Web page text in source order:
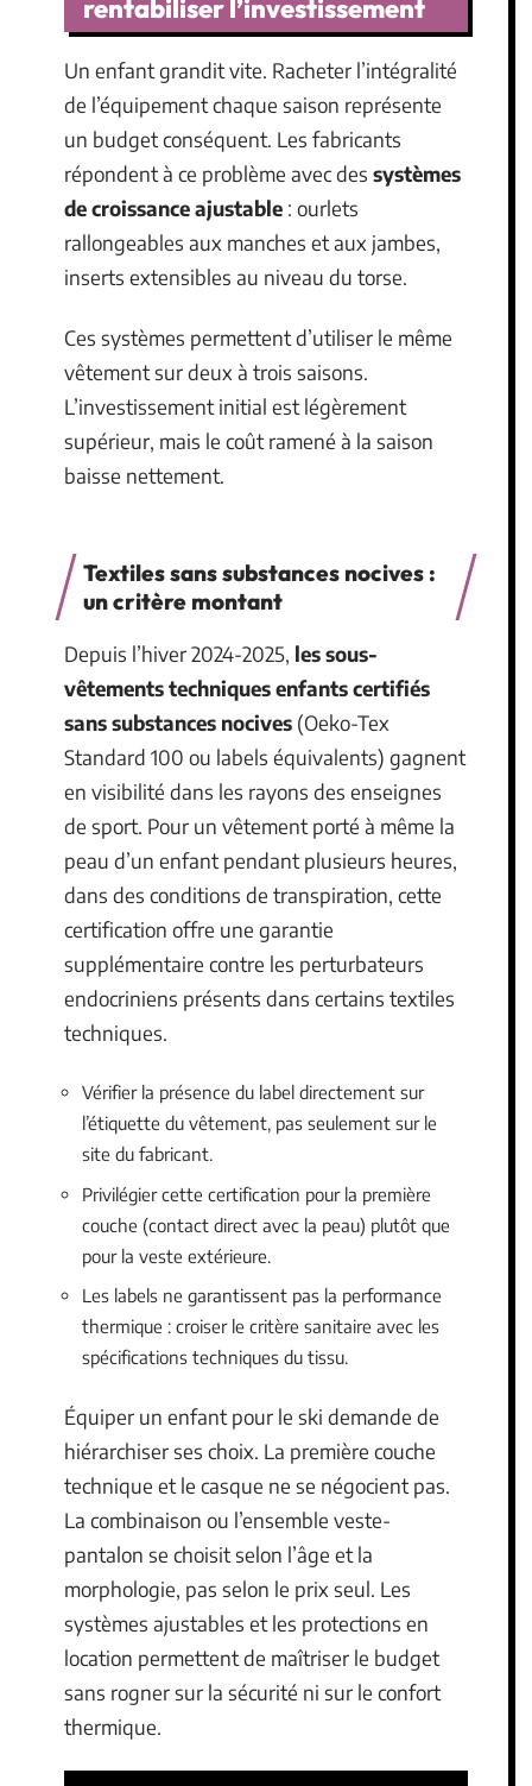
rentabiliser l’investissement
Un enfant grandit vite. Racheter l’intégralité
de l’équipement chaque saison représente
un budget conséquent. Les fabricants
répondent à ce problème avec des systèmes
de croissance ajustable : ourlets
rallongeables aux manches et aux jambes,
inserts extensibles au niveau du torse.
Ces systèmes permettent d’utiliser le même
vêtement sur deux à trois saisons.
L’investissement initial est légèrement
supérieur, mais le coût ramené à la saison
baisse nettement.
Textiles sans substances nocives :
un critère montant
Depuis l’hiver 2024-2025, les sous-
vêtements techniques enfants certifiés
sans substances nocives (Oeko-Tex
Standard 100 ou labels équivalents) gagnent
en visibilité dans les rayons des enseignes
de sport. Pour un vêtement porté à même la
peau d’un enfant pendant plusieurs heures,
dans des conditions de transpiration, cette
certification offre une garantie
supplémentaire contre les perturbateurs
endocriniens présents dans certains textiles
techniques.
Vérifier la présence du label directement sur
l’étiquette du vêtement, pas seulement sur le
site du fabricant.
Privilégier cette certification pour la première
couche (contact direct avec la peau) plutôt que
pour la veste extérieure.
Les labels ne garantissent pas la performance
thermique : croiser le critère sanitaire avec les
spécifications techniques du tissu.
Équiper un enfant pour le ski demande de
hiérarchiser ses choix. La première couche
technique et le casque ne se négocient pas.
La combinaison ou l’ensemble veste-
pantalon se choisit selon l’âge et la
morphologie, pas selon le prix seul. Les
systèmes ajustables et les protections en
location permettent de maîtriser le budget
sans rogner sur la sécurité ni sur le confort
thermique.